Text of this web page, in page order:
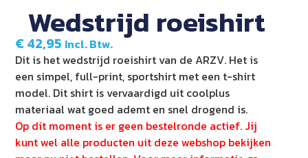
Wedstrijd roeishirt
€ 42,95 Incl. Btw.
Dit is het wedstrijd roeishirt van de ARZV. Het is
een simpel, full-print, sportshirt met een t-shirt
model. Dit shirt is vervaardigd uit coolplus
materiaal wat goed ademt en snel drogend is.
Op dit moment is er geen bestelronde actief. Jij
kunt wel alle producten uit deze webshop bekijken